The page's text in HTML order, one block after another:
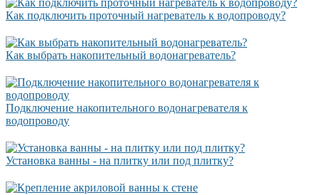
Как подключить проточный нагреватель к водопроводу?
Как выбрать накопительный водонагреватель?
Подключение накопительного водонагревателя к
водопроводу
Установка ванны - на плитку или под плитку?